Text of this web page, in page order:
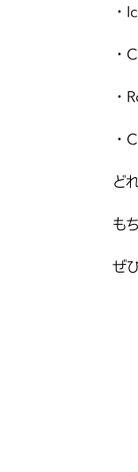
・
・
・
・
ど
も
ぜ